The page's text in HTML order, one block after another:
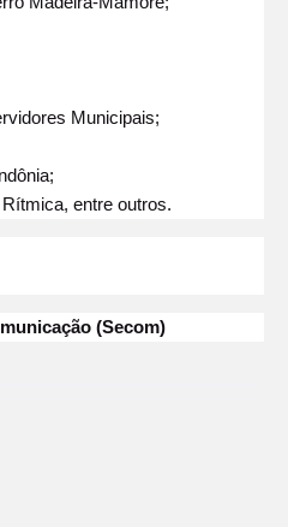
Municipais;
entre outros.
(Secom)